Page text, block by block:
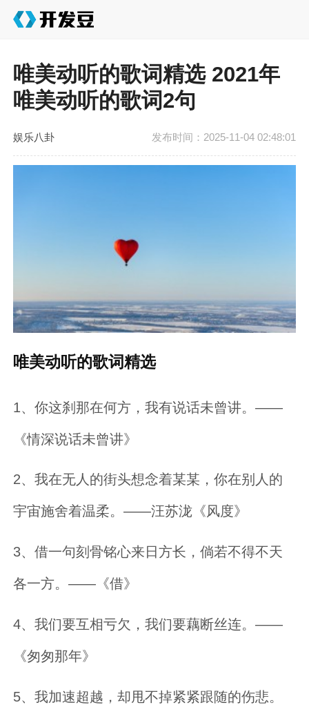
唯美动听的歌词精选 2021年
唯美动听的歌词2句
娱乐八卦 发布时间：2025-11-04 02:48:01
唯美动听的歌词精选
1、你这刹那在何方，我有说话未曾讲。——
《情深说话未曾讲》
2、我在无人的街头想念着某某，你在别人的
宇宙施舍着温柔。——汪苏泷《风度》
3、借一句刻骨铭心来日方长，倘若不得不天
各一方。——《借》
4、我们要互相亏欠，我们要藕断丝连。——
《匆匆那年》
5、我加速超越，却甩不掉紧紧跟随的伤悲。